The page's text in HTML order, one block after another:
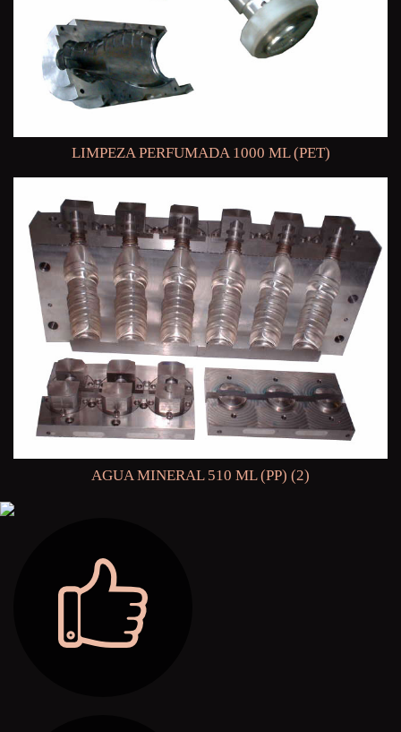
LIMPEZA PERFUMADA 1000 ML (PET)
AGUA MINERAL 510 ML (PP) (2)